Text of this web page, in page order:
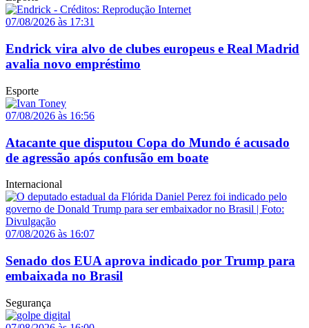
07/08/2026 às 17:31
Endrick vira alvo de clubes europeus e Real Madrid
avalia novo empréstimo
Esporte
07/08/2026 às 16:56
Atacante que disputou Copa do Mundo é acusado
de agressão após confusão em boate
Internacional
07/08/2026 às 16:07
Senado dos EUA aprova indicado por Trump para
embaixada no Brasil
Segurança